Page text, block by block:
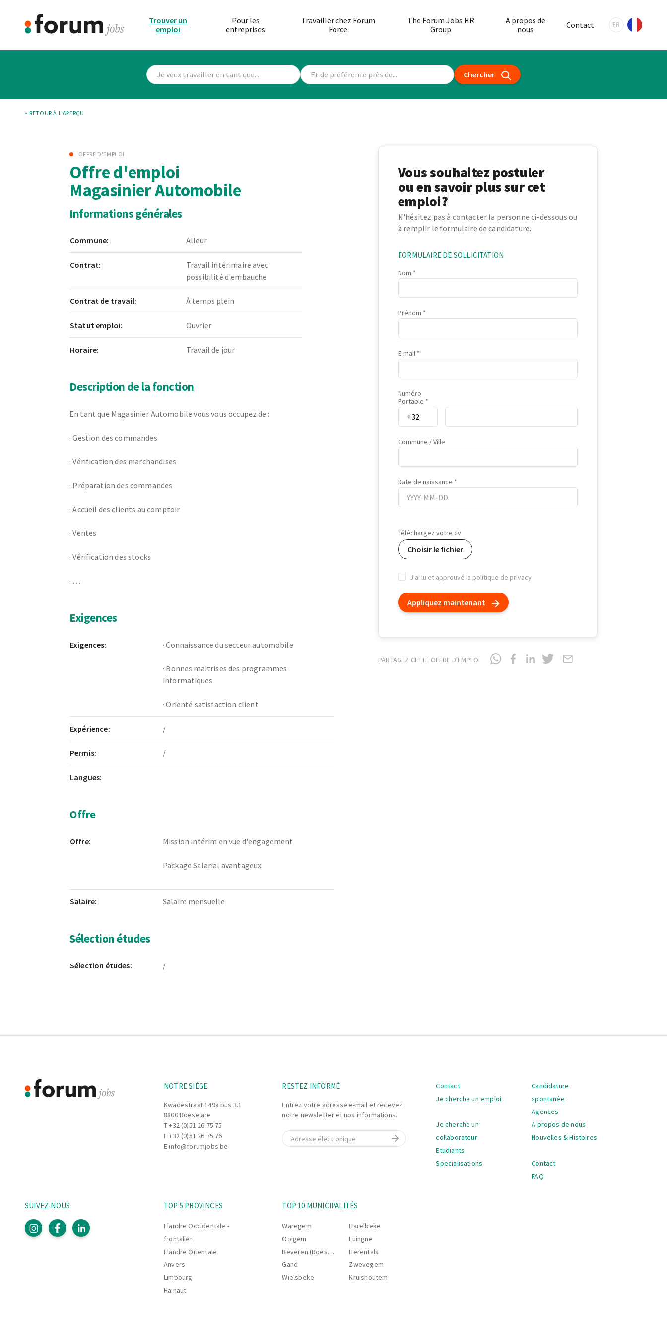
Trouver un
emploi
Pour les
entreprises
Travailler chez Forum
Force
The Forum Jobs HR
Group
A propos de
nous
Contact FR
Chercher
« RETOUR À L'APERÇU
OFFRE D'EMPLOI
Offre d'emploi
Magasinier Automobile
Informations générales
Commune: Alleur
Contrat:
Travail intérimaire avec
possibilité d'embauche
Contrat de travail: À temps plein
Statut emploi: Ouvrier
Horaire: Travail de jour
Description de la fonction
En tant que Magasinier Automobile vous vous occupez de :
· Gestion des commandes
· Vérification des marchandises
· Préparation des commandes
· Accueil des clients au comptoir
· Ventes
· Vérification des stocks
· …
Exigences
Exigences: · Connaissance du secteur automobile
· Bonnes maitrises des programmes
informatiques
· Orienté satisfaction client
Expérience: /
Permis: /
Langues:
Offre
Offre: Mission intérim en vue d'engagement
Package Salarial avantageux
Salaire: Salaire mensuelle
Sélection études
Sélection études: /
Vous souhaitez postuler
ou en savoir plus sur cet
emploi?
N'hésitez pas à contacter la personne ci-dessous ou
à remplir le formulaire de candidature.
FORMULAIRE DE SOLLICITATION
Nom
Prénom
E-mail
Numéro
Portable
Cell Phone
Commune / Ville
Date de naissance
de
naissance
Téléchargez votre cv
Choisir le fichier
J'ai lu et approuvé la politique de privacy
Appliquez maintenant
PARTAGEZ CETTE OFFRE D'EMPLOI
NOTRE SIÈGE
Kwadestraat 149a bus 3.1
8800 Roeselare
T+32 (0)51 26 75 75
F +32 (0)51 26 75 76
Einfo@forumjobs.be
RESTEZ INFORMÉ
Entrez votre adresse e-mail et recevez
notre newsletter et nos informations.
E-mail
La
Contact
Je cherche un emploi
Je cherche un
collaborateur
Etudiants
Specialisations
Candidature
spontanée
Agences
A propos de nous
Nouvelles & Histoires
Contact
FAQ
TOP 5 PROVINCES
Flandre Occidentale -
frontalier
Flandre Orientale
Anvers
Limbourg
Hainaut
TOP 10 MUNICIPALITÉS
Waregem
Ooigem
Beveren (Roeselare)
Gand
Wielsbeke
Harelbeke
Luingne
Herentals
Zwevegem
Kruishoutem
SUIVEZ-NOUS